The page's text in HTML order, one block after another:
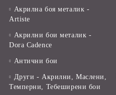
Акрилна боя металик -
Artiste
Акрилни бои металик -
Dora Cadence
Антични бои
Други - Акрилни, Маслени,
Темперни, Тебеширени бои